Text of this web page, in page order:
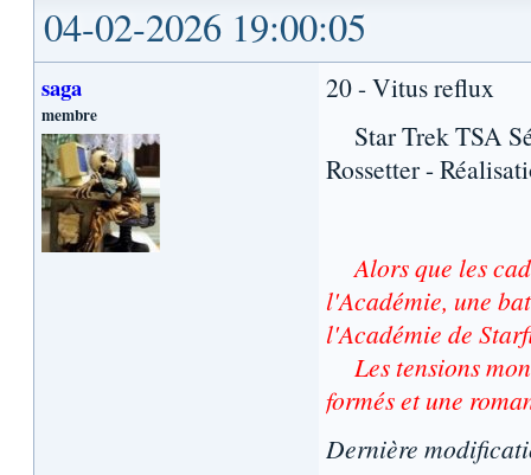
04-02-2026 19:00:05
saga
membre
20 - Vitus reflux
Star Trek TSA
Rossetter -
Alors que les
l'Académie, une
l'Académie de
Les tensions
formés et une
Dernière